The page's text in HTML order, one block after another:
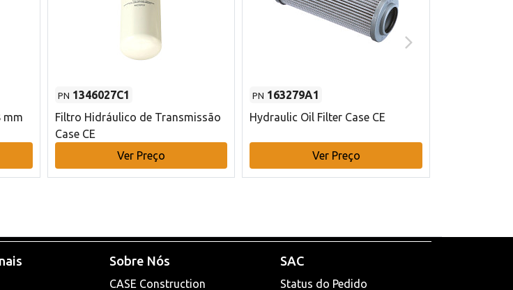
mm
PN 1346027C1
Filtro Hidráulico de Transmissão
Case CE
Ver Preço
PN 163279A1
Hydraulic Oil Filter Case CE
Ver Preço
Sobre Nós
CASE Construction
SAC
Status do Pedido